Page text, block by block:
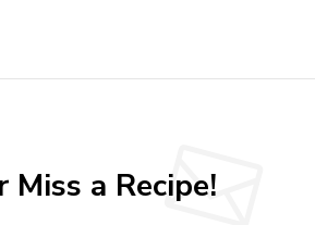
Miss a Recipe!